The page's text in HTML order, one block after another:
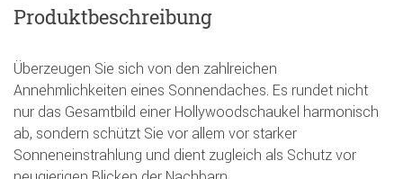
Produktbeschreibung
Überzeugen Sie sich von den zahlreichen
Annehmlichkeiten eines Sonnendaches. Es rundet nicht
nur das Gesamtbild einer Hollywoodschaukel harmonisch
ab, sondern schützt Sie vor allem vor starker
Sonneneinstrahlung und dient zugleich als Schutz vor